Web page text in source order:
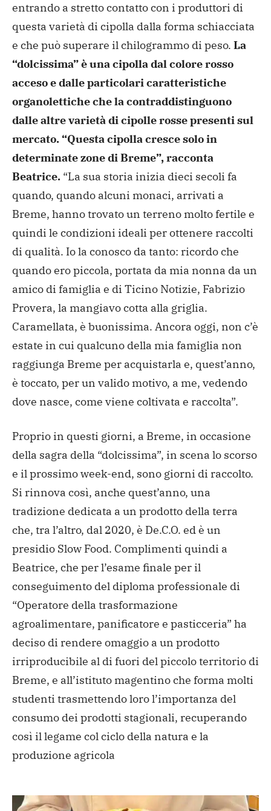
entrando a stretto contatto con i produttori di
questa varietà di cipolla dalla forma schiacciata
e che può superare il chilogrammo di peso. La
“dolcissima” è una cipolla dal colore rosso
acceso e dalle particolari caratteristiche
organolettiche che la contraddistinguono
dalle altre varietà di cipolle rosse presenti sul
mercato. “Questa cipolla cresce solo in
determinate zone di Breme”, racconta
Beatrice. “La sua storia inizia dieci secoli fa
quando, quando alcuni monaci, arrivati a
Breme, hanno trovato un terreno molto fertile e
quindi le condizioni ideali per ottenere raccolti
di qualità. Io la conosco da tanto: ricordo che
quando ero piccola, portata da mia nonna da un
amico di famiglia e di Ticino Notizie, Fabrizio
Provera, la mangiavo cotta alla griglia.
Caramellata, è buonissima. Ancora oggi, non c’è
estate in cui qualcuno della mia famiglia non
raggiunga Breme per acquistarla e, quest’anno,
è toccato, per un valido motivo, a me, vedendo
dove nasce, come viene coltivata e raccolta”.
Proprio in questi giorni, a Breme, in occasione
della sagra della “dolcissima”, in scena lo scorso
e il prossimo week-end, sono giorni di raccolto.
Si rinnova così, anche quest’anno, una
tradizione dedicata a un prodotto della terra
che, tra l’altro, dal 2020, è De.C.O. ed è un
presidio Slow Food. Complimenti quindi a
Beatrice, che per l’esame finale per il
conseguimento del diploma professionale di
“Operatore della trasformazione
agroalimentare, panificatore e pasticceria” ha
deciso di rendere omaggio a un prodotto
irriproducibile al di fuori del piccolo territorio di
Breme, e all’istituto magentino che forma molti
studenti trasmettendo loro l’importanza del
consumo dei prodotti stagionali, recuperando
così il legame col ciclo della natura e la
produzione agricola